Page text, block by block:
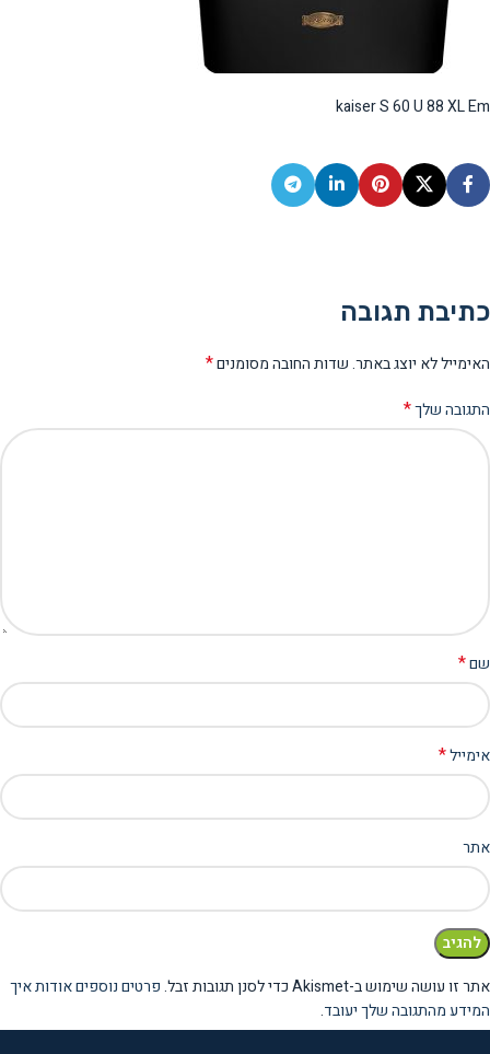
kaiser S 60 U 88 XL Em
כתיבת תגובה
האימייל לא יוצג באתר.שדות החובה מסומנים*
התגובה שלך*
שם*
אימייל*
אתר
אתר זו עושה שימוש ב-Akismet כדי לסנן תגובות זבל.
פרטים נוספים אודות איך
המידע מהתגובה שלך יעובד.